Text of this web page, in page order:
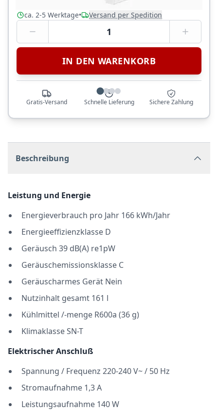
ca. 2-5 Werktage• Versand per Spedition
1
IN DEN WARENKORB
Gratis-Versand Schnelle Lieferung Sichere Zahlung
Beschreibung
Leistung und Energie
Energieverbrauch pro Jahr 166 kWh/Jahr
Energieeffizienzklasse D
Geräusch 39 dB(A) re1pW
Geräuschemissionsklasse C
Geräuscharmes Gerät Nein
Nutzinhalt gesamt 161 l
Kühlmittel /-menge R600a (36 g)
Klimaklasse SN-T
Elektrischer Anschluß
Spannung / Frequenz 220-240 V~ / 50 Hz
Stromaufnahme 1,3 A
Leistungsaufnahme 140 W